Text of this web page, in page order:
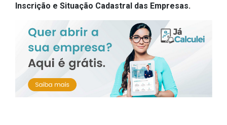
Inscrição e Situação Cadastral das Empresas.